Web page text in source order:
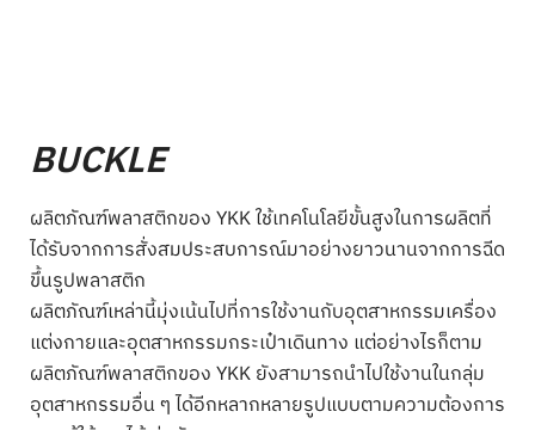
BUCKLE
ผลิตภัณฑ์พลาสติกของ YKK ใช้เทคโนโลยีขั้นสูงในการผลิตที่
ได้รับจากการสั่งสมประสบการณ์มาอย่างยาวนานจากการฉีด
ขึ้นรูปพลาสติก
ผลิตภัณฑ์เหล่านี้มุ่งเน้นไปที่การใช้งานกับอุตสาหกรรมเครื่อง
แต่งกายและอุตสาหกรรมกระเป๋าเดินทาง แต่อย่างไรก็ตาม
ผลิตภัณฑ์พลาสติกของ YKK ยังสามารถนำไปใช้งานในกลุ่ม
อุตสาหกรรมอื่น ๆ ได้อีกหลากหลายรูปแบบตามความต้องการ